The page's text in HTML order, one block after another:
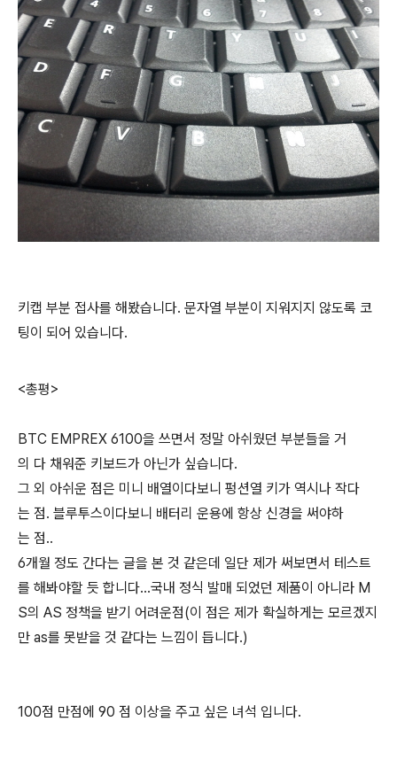
키캡 부분 접사를 해봤습니다. 문자열 부분이 지워지지 않도록 코
팅이 되어 있습니다.
<총평>
BTC EMPREX 6100을 쓰면서 정말 아쉬웠던 부분들을 거
의 다 채워준 키보드가 아닌가 싶습니다.
그 외 아쉬운 점은 미니 배열이다보니 펑션열 키가 역시나 작다
는 점. 블루투스이다보니 배터리 운용에 항상 신경을 써야하
는 점..
6개월 정도 간다는 글을 본 것 같은데 일단 제가 써보면서 테스트
를 해봐야할 듯 합니다...국내 정식 발매 되었던 제품이 아니라 M
S의 AS 정책을 받기 어려운점(이 점은 제가 확실하게는 모르겠지
만 as를 못받을 것 같다는 느낌이 듭니다.)
100점 만점에 90 점 이상을 주고 싶은 녀석 입니다.